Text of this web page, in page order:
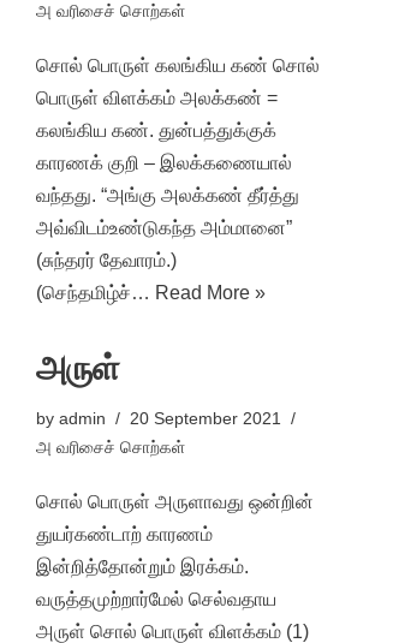
அ வரிசைச் சொற்கள்
சொல் பொருள் கலங்கிய கண் சொல்
பொருள் விளக்கம் அலக்கண் =
கலங்கிய கண். துன்பத்துக்குக்
காரணக் குறி – இலக்கணையால்
வந்தது. “அங்கு அலக்கண் தீர்த்து
அவ்விடம்உண்டுகந்த அம்மானை”
(சுந்தரர் தேவாரம்.)
(செந்தமிழ்ச்… Read More »
அருள்
by admin
20 September 2021
அ வரிசைச் சொற்கள்
சொல் பொருள் அருளாவது ஒன்றின்
துயர்கண்டாற் காரணம்
இன்றித்தோன்றும் இரக்கம்.
வருத்தமுற்றார்மேல் செல்வதாய
அருள் சொல் பொருள் விளக்கம் (1)